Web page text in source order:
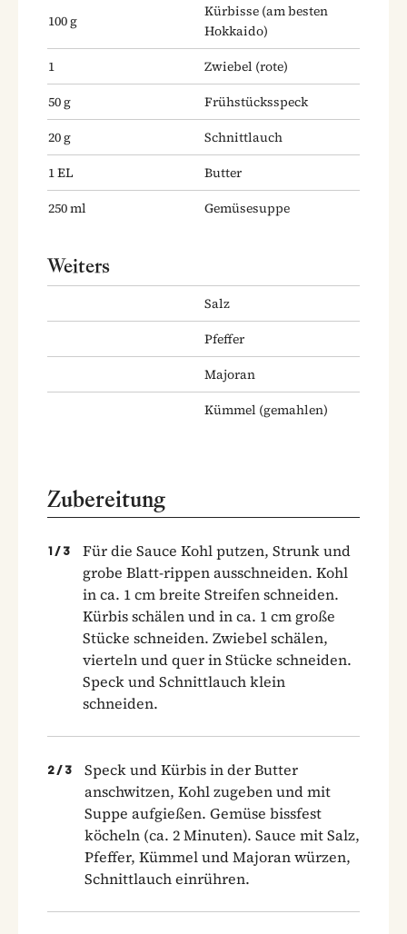
100g
Kürbisse (am besten
Hokkaido)
1
Zwiebel (rote)
50g
Frühstücksspeck
20g
Schnittlauch
1EL
Butter
250ml Gemüsesuppe
Weiters
Salz
Pfeffer
Majoran
Kümmel (gemahlen)
Zubereitung
1 / 3
Für die Sauce Kohl putzen, Strunk und
grobe Blatt-rippen ausschneiden. Kohl
in ca. 1 cm breite Streifen schneiden.
Kürbis schälen und in ca. 1 cm große
Stücke schneiden. Zwiebel schälen,
vierteln und quer in Stücke schneiden.
Speck und Schnittlauch klein
schneiden.
2/ 3
Speck und Kürbis in der Butter
anschwitzen, Kohl zugeben und mit
Suppe aufgießen. Gemüse bissfest
köcheln (ca. 2 Minuten). Sauce mit Salz,
Pfeffer, Kümmel und Majoran würzen,
Schnittlauch einrühren.